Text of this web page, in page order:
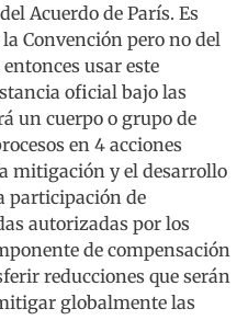
Acuerdo de París. Es
Convención pero no del
usar este
oficial bajo las
un cuerpo o grupo de
en 4 acciones
mitigación y el desarrollo
participación de
autorizadas por los
de compensación
reducciones que serán
globalmente las